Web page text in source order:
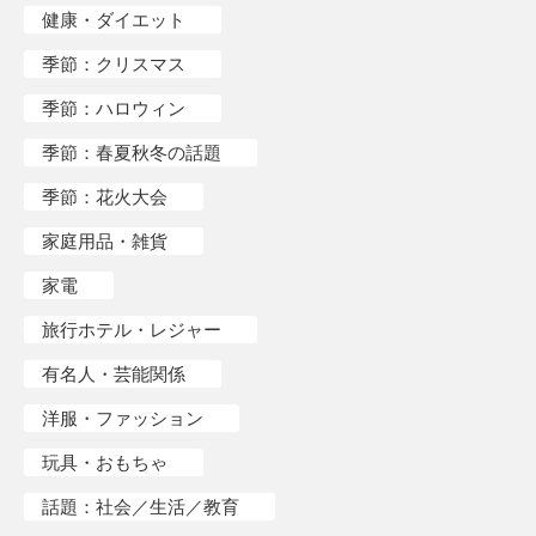
健康・ダイエット
季節：クリスマス
季節：ハロウィン
季節：春夏秋冬の話題
季節：花火大会
家庭用品・雑貨
家電
旅行ホテル・レジャー
有名人・芸能関係
洋服・ファッション
玩具・おもちゃ
話題：社会／生活／教育